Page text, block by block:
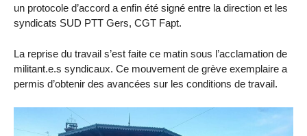
un protocole d’accord a enfin été signé entre la direction et les
syndicats SUD PTT Gers, CGT Fapt.
La reprise du travail s’est faite ce matin sous l’acclamation de
militant.e.s syndicaux. Ce mouvement de grève exemplaire a
permis d’obtenir des avancées sur les conditions de travail.